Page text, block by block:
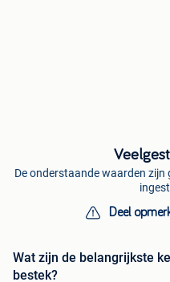
De onderstaande waarden zijn
Deel
Wat zijn de belangrijkste
bestek?